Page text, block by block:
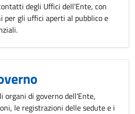
degli Uffici dell'Ente, con
gli uffici aperti al pubblico e
organi di governo dell'Ente,
le registrazioni delle sedute e i